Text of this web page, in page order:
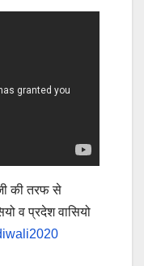
की तरफ से
व प्रदेश वासियो